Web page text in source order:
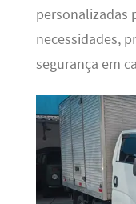
personalizadas
necessidades,
segurança em